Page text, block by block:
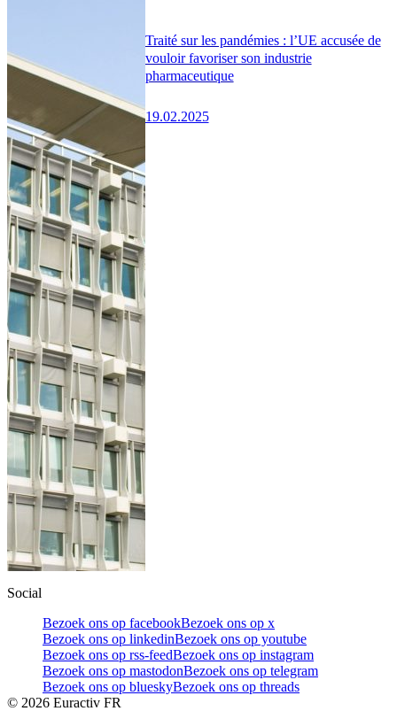
Traité sur les pandémies : l’UE accusée de
vouloir favoriser son industrie
pharmaceutique
19.02.2025
Social
Bezoek ons op facebookBezoek ons op x
Bezoek ons op linkedinBezoek ons op youtube
Bezoek ons op rss-feedBezoek ons op instagram
Bezoek ons op mastodonBezoek ons op telegram
Bezoek ons op blueskyBezoek ons op threads
© 2026 Euractiv FR